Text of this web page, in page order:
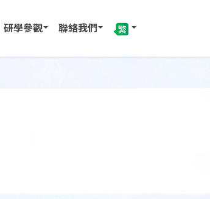
研學參觀 聯絡我們